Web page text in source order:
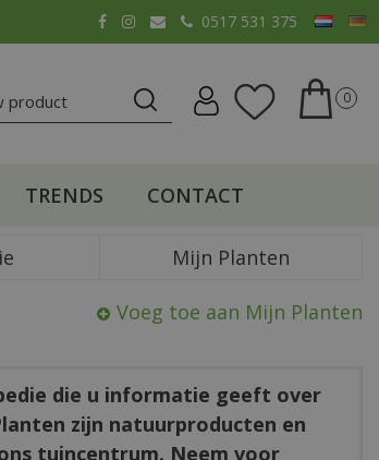
0517 531 375
TRENDS CONTACT
Mijn Planten
Voeg toe aan Mijn Planten
die u informatie geeft over
zijn natuurproducten en
tuincentrum. Neem voor